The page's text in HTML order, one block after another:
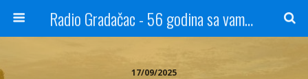
Radio Gradačac - 56 godina sa vama...
17/09/2025